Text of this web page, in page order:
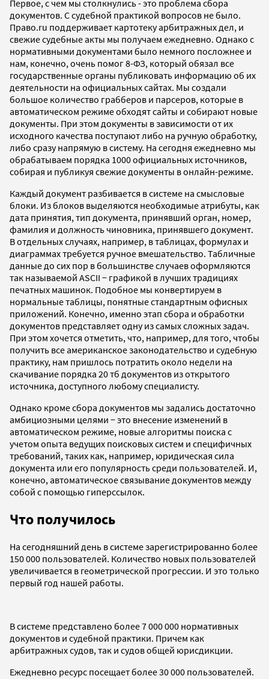
Первое, с чем мы столкнулись - это проблема сбора
документов. С судебной практикой вопросов не было.
Право.ru поддерживает картотеку арбитражных дел, и
свежие судебные акты мы получаем ежедневно. Однако с
нормативными документами было немного посложнее и
нам, конечно, очень помог 8-ФЗ, который обязал все
государственные органы публиковать информацию об их
деятельности на официальных сайтах. Мы создали
большое количество грабберов и парсеров, которые в
автоматическом режиме обходят сайты и собирают новые
документы. При этом документы в зависимости от их
исходного качества поступают либо на ручную обработку,
либо сразу напрямую в систему. На сегодня ежедневно мы
обрабатываем порядка 1000 официальных источников,
собирая и публикуя свежие документы в онлайн-режиме.
Каждый документ разбивается в системе на смысловые
блоки. Из блоков выделяются необходимые атрибуты, как
дата принятия, тип документа, принявший орган, номер,
фамилия и должность чиновника, принявшего документ.
В отдельных случаях, например, в таблицах, формулах и
диаграммах требуется ручное вмешательство. Табличные
данные до сих пор в большинстве случаев оформляются
так называемой ASCII − графикой в лучших традициях
печатных машинок. Подобное мы конвертируем в
нормальные таблицы, понятные стандартным офисных
приложений. Конечно, именно этап сбора и обработки
документов представляет одну из самых сложных задач.
При этом хочется отметить, что, например, для того, чтобы
получить все американское законодательство и судебную
практику, нам пришлось потратить около недели на
скачивание порядка 20 тб документов из открытого
источника, доступного любому специалисту.
Однако кроме сбора документов мы задались достаточно
амбициозными целями − это внесение изменений в
автоматическом режиме, новые алгоритмы поиска с
учетом опыта ведущих поисковых систем и специфичных
требований, таких как, например, юридическая сила
документа или его популярность среди пользователей. И,
конечно, автоматическое связывание документов между
собой с помощью гиперссылок.
Что получилось
На сегодняшний день в системе зарегистрированно более
150 000 пользователей. Количество новых пользователей
увеличивается в геометрической прогрессии. И это только
первый год нашей работы.
В системе представлено более 7 000 000 нормативных
документов и судебной практики. Причем как
арбитражных судов, так и судов общей юрисдикции.
Ежедневно ресурс посещает более 30 000 пользователей.